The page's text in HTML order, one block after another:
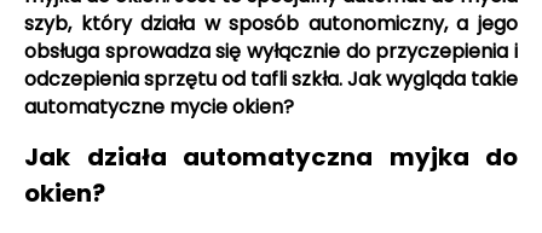
szyb, który działa w sposób autonomiczny, a jego
obsługa sprowadza się wyłącznie do przyczepienia i
odczepienia sprzętu od tafli szkła. Jak wygląda takie
automatyczne mycie okien?
Jak działa automatyczna myjka do
okien?